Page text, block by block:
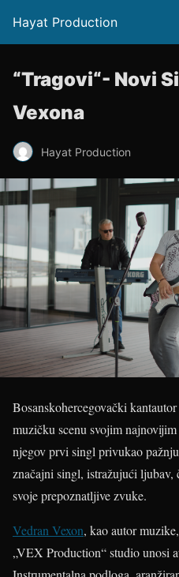
Hayat Production
“Tragovi“- Novi
Vexona
Hayat Production
Bosanskohercegovački
muzičku scenu svojim
njegov prvi singl privukao
značajni singl, istražujući
svoje prepoznatljive zvuke.
Vedran Vexon, kao autor
„VEX Production“ studio unosi